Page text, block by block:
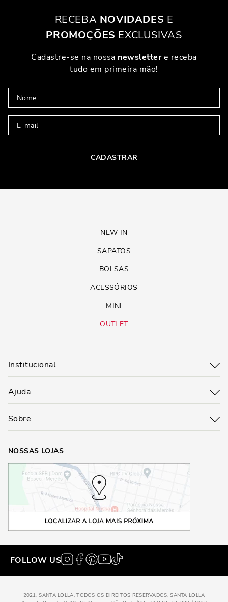
RECEBA NOVIDADES E
PROMOÇÕES EXCLUSIVAS
Cadastre-se na nossa newslettere receba
tudo em primeira mão!
CADASTRAR
NEW IN
SAPATOS
BOLSAS
ACESSÓRIOS
MINI
OUTLET
Institucional
Ajuda
Sobre
NOSSAS LOJAS
FOLLOW US
2021, SANTA LOLLA, TODOS OS DIREITOS RESERVADOS, SANTA LOLLA